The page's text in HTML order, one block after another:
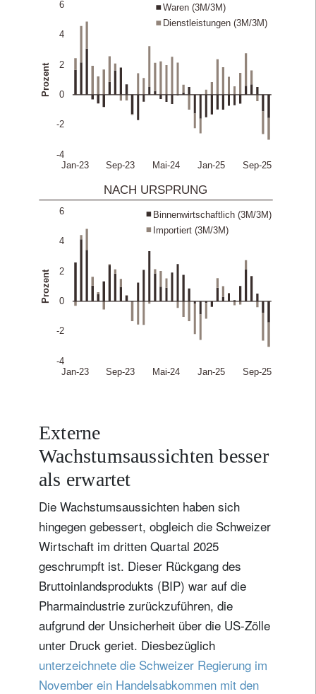
Externe
Wachstumsaussichten besser
als erwartet
Die Wachstumsaussichten haben sich
hingegen gebessert, obgleich die Schweizer
Wirtschaft im dritten Quartal 2025
geschrumpft ist. Dieser Rückgang des
Bruttoinlandsprodukts (BIP) war auf die
Pharmaindustrie zurückzuführen, die
aufgrund der Unsicherheit über die US-Zölle
unter Druck geriet. Diesbezüglich
unterzeichnete die Schweizer Regierung im
November ein Handelsabkommen mit den